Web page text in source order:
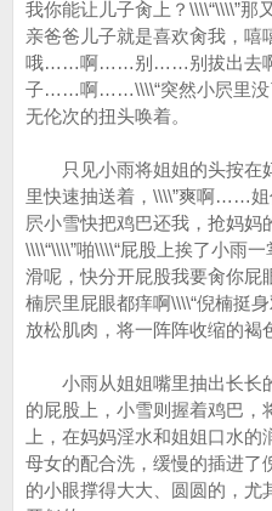
我你能让儿子肏上？\\\\“\\\\”那
亲爸爸儿子就是喜欢肏我，嘻
哦……啊……别……别拔出去
子……啊……\\\\“突然小屄里没
无伦次的扭头唤着。
只见小雨将姐姐的头按在
里快速抽送着，\\\\”爽啊……
屄小雪快把鸡巴还我，抢妈
\\\\“\\\\”啪\\\\“屁股上挨了小雨
滑呢，快分开屁股我要肏你屁
楠屄里屁眼都痒啊\\\\“倪楠挺
放松肌肉，将一阵阵收缩的褐
小雨从姐姐嘴里抽出长长
的屁股上，小雪则握着鸡巴，
上，在妈妈淫水和姐姐口水
母女的配合洗，缓慢的插进了
的小眼撑得大大、圆圆的，尤